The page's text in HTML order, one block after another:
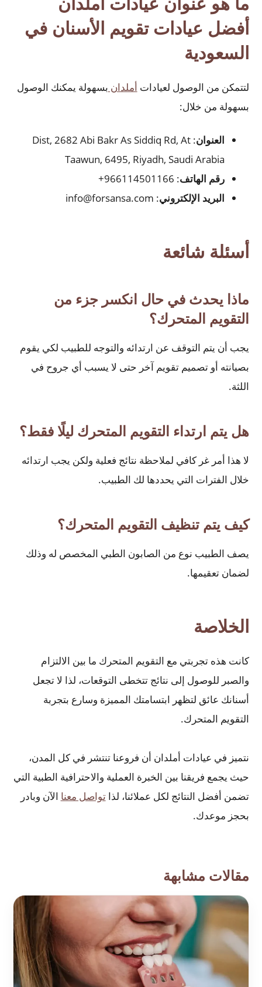
أفضل عيادات تقويم الأسنان في
السعودية​
لتتمكن من الوصول لعيادات أملدان بسهولة يمكنك الوصول
بسهولة من خلال:
العنوان : Dist, 2682 Abi Bakr As Siddiq Rd, At
Taawun, 6495, Riyadh, Saudi Arabia
رقم الهاتف: 966114501166+
البريد الإلكتروني: info@forsansa.com
أسئلة شائعة
ماذا يحدث في حال انكسر جزء من
التقويم المتحرك؟
يجب أن يتم التوقف عن ارتدائه والتوجه للطبيب لكي يقوم
بصيانته أو تصميم تقويم آخر حتى لا يسبب أي جروح في
اللثة.
هل يتم ارتداء التقويم المتحرك ليلًا فقط؟
لا هذا أمر غر كافي لملاحظة نتائج فعلية ولكن يجب ارتدائه
خلال الفترات التي يحددها لك الطبيب.
كيف يتم تنظيف التقويم المتحرك؟
يصف الطبيب نوع من الصابون الطبي المخصص له وذلك
لضمان تعقيمها.
الخلاصة
كانت هذه تجربتي مع التقويم المتحرك ما بين الالتزام
والصبر للوصول إلى نتائج تتخطى التوقعات، لذا لا تجعل
أسنانك عائق لتظهر ابتسامتك المميزة وسارع بتجربة
التقويم المتحرك.
نتميز في عيادات أملدان أن فروعنا تنتشر في كل المدن،
حيث يجمع فريقنا بين الخبرة العملية والاحترافية الطبية التي
تضمن أفضل النتائج لكل عملائنا، لذاتواصل معنا الآن وبادر
بحجز موعدك.
مقالات مشابهة